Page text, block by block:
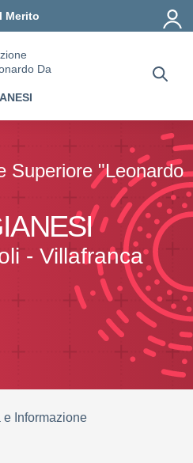
Merito
Da
Superiore "Leonardo
- Villafranca
e Informazione